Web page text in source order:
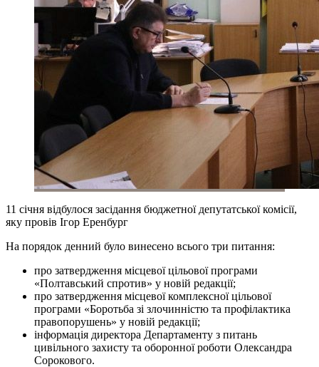
11 січня відбулося засідання бюджетної депутатської комісії,
яку провів Ігор Еренбург
На порядок денний було винесено всього три питання:
про затвердження місцевої цільової програми
«Полтавський спротив» у новій редакції;
про затвердження місцевої комплексної цільової
програми «Боротьба зі злочинністю та профілактика
правопорушень» у новій редакції;
інформація директора Департаменту з питань
цивільного захисту та оборонної роботи Олександра
Сорокового.